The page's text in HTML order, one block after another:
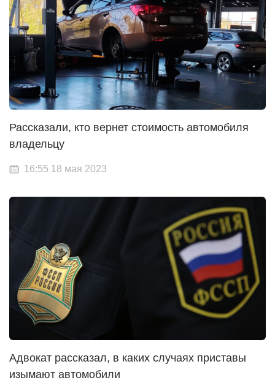
Рассказали, кто вернет стоимость автомобиля
владельцу
16:55 18 мая 2023
Адвокат рассказал, в каких случаях приставы
изымают автомобили